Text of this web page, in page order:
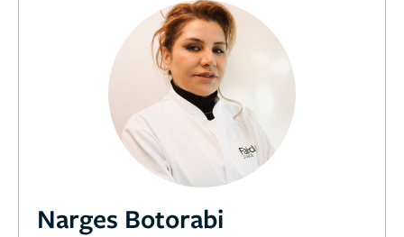
Narges Botorabi